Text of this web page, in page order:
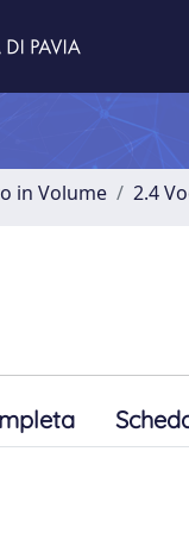
in Volume 2.4